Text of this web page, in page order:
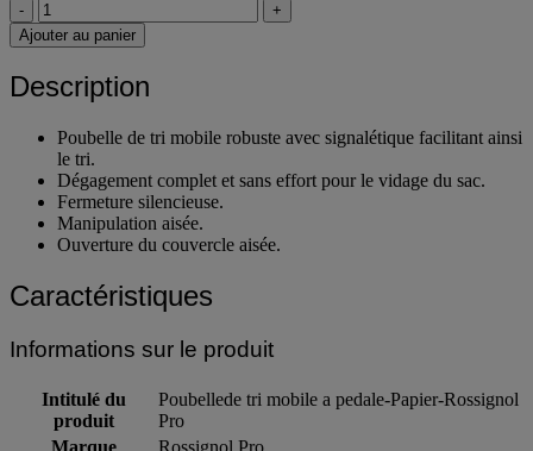
L'unité
-
+
Ajouter au panier
Description
Poubelle de tri mobile robuste avec signalétique facilitant ainsi
le tri.
Dégagement complet et sans effort pour le vidage du sac.
Fermeture silencieuse.
Manipulation aisée.
Caractéristiques
Informations sur le produit
Intitulé du
produit
Poubellede tri mobile a pedale-Papier-Rossignol
Pro